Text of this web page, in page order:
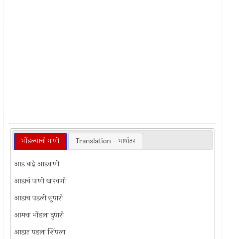
भोंडल्याची गाणी Translation - भाषांतर
आड बाई आडवाणी
आडाचं पाणी खारवणी
आडाच पडली सुपारी
आमचा भोंडला दुपारी
आडात पडला शिंपला